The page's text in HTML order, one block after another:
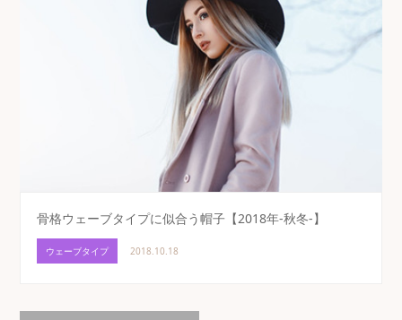
骨格ウェーブタイプに似合う帽子【2018年-秋冬-】
ウェーブタイプ 2018.10.18